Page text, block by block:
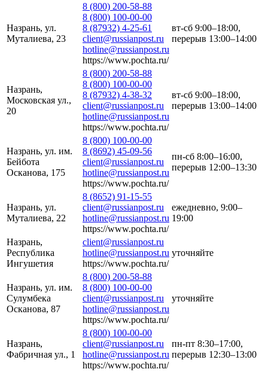
Назрань, ул.
Муталиева, 23
8 (800) 200-58-88
8 (800) 100-00-00
8 (87932) 4-25-61
client@russianpost.ru
hotline@russianpost.ru
https://www.pochta.ru/
вт-сб 9:00–18:00,
перерыв 13:00–14:00
Назрань,
Московская ул.,
20
8 (800) 200-58-88
8 (800) 100-00-00
8 (87932) 4-38-32
client@russianpost.ru
hotline@russianpost.ru
https://www.pochta.ru/
вт-сб 9:00–18:00,
перерыв 13:00–14:00
Назрань, ул. им.
Бейбота
Осканова, 175
8 (800) 100-00-00
8 (8692) 45-09-56
client@russianpost.ru
hotline@russianpost.ru
https://www.pochta.ru/
пн-сб 8:00–16:00,
перерыв 12:00–13:30
Назрань, ул.
Муталиева, 22
8 (8652) 91-15-55
client@russianpost.ru
hotline@russianpost.ru
https://www.pochta.ru/
ежедневно, 9:00–
19:00
Назрань,
Республика
Ингушетия
client@russianpost.ru
hotline@russianpost.ru
https://www.pochta.ru/
уточняйте
Назрань, ул. им.
Сулумбека
Осканова, 87
8 (800) 200-58-88
8 (800) 100-00-00
client@russianpost.ru
hotline@russianpost.ru
https://www.pochta.ru/
уточняйте
Назрань,
Фабричная ул., 1
8 (800) 100-00-00
client@russianpost.ru
hotline@russianpost.ru
https://www.pochta.ru/
пн-пт 8:30–17:00,
перерыв 12:30–13:00